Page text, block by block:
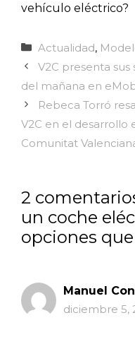
vehículo eléctrico?
Categorías
Actualidad,
V2C presenta
del mañana en
Rebeca Torró
V2C en el desarrollo
Comunitat
2
un coche
opciones
Manuel
diciembre 5,